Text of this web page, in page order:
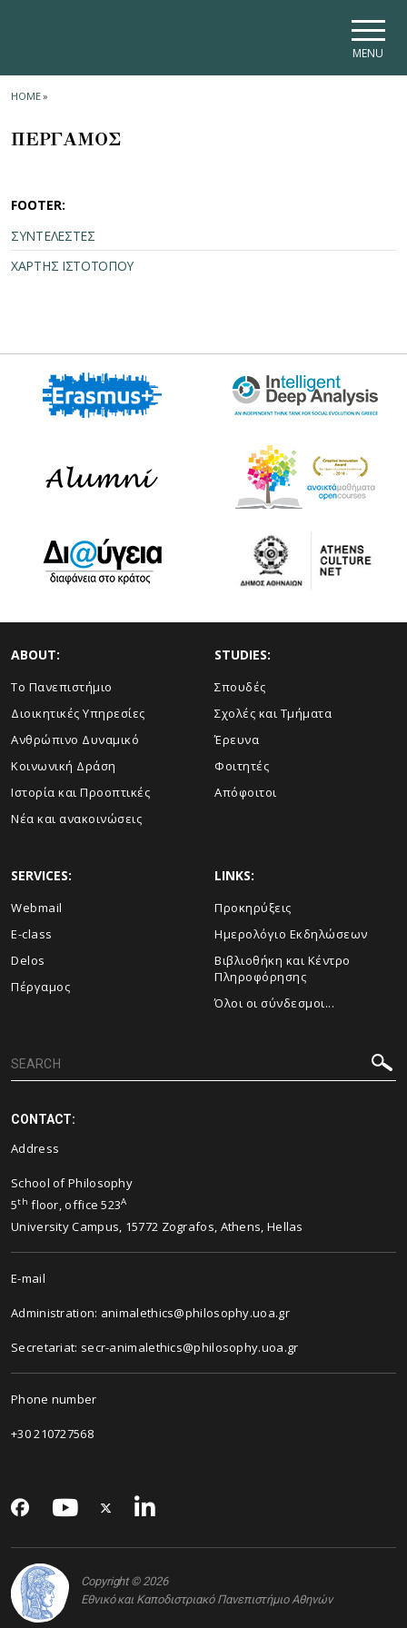
MENU
HOME»
ΠΕΡΓΑΜΟΣ
FOOTER:
ΣΥΝΤΕΛΕΣΤΕΣ
ΧΑΡΤΗΣ ΙΣΤΟΤΟΠΟΥ
ABOUT:
Το Πανεπιστήμιο
Διοικητικές Υπηρεσίες
Ανθρώπινο Δυναμικό
Κοινωνική Δράση
Ιστορία και Προοπτικές
Νέα και ανακοινώσεις
STUDIES:
Σπουδές
Σχολές και Τμήματα
Έρευνα
Φοιτητές
Απόφοιτοι
SERVICES:
Webmail
E-class
Delos
Πέργαμος
LINKS:
Προκηρύξεις
Ημερολόγιο Εκδηλώσεων
Βιβλιοθήκη και Κέντρο
Πληροφόρησης
Όλοι οι σύνδεσμοι...
CONTACT:
Address
School of Philosophy
5th floor, office 523A
University Campus, 15772 Zografos, Athens, Hellas
E-mail
Administration: animalethics@philosophy.uoa.gr
Secretariat: secr-animalethics@philosophy.uoa.gr
Phone number
+30 210727568
Copyright © 2026
Εθνικό και Καποδιστριακό Πανεπιστήμιο Αθηνών